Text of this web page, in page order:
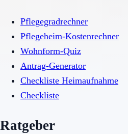
Pflegegradrechner
Pflegeheim-Kostenrechner
Wohnform-Quiz
Antrag-Generator
Checkliste Heimaufnahme
Checkliste
Ratgeber